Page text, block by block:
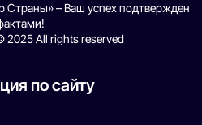
Страны» – Ваш успех подтвержден
2025 All rights reserved
по сайту